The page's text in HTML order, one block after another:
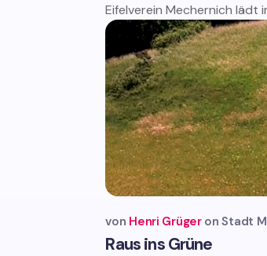
Eifelverein Mechernich lädt
Raus ins Grüne
von Henri Grüger Stadt